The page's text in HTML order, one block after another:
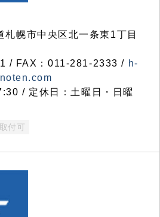
幌市中央区北一条東1丁目
/ FAX：011-281-2333 / h-
/ 定休日：土曜日・日曜
付可